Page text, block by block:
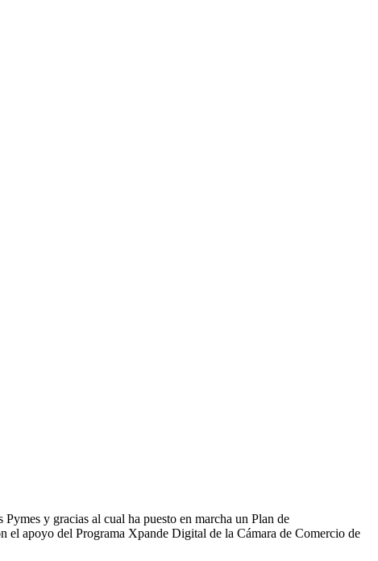
y gracias al cual ha puesto en marcha un Plan de
el apoyo del Programa Xpande Digital de la Cámara de Comercio de